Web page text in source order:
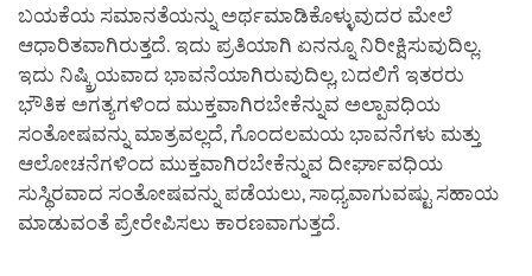
ಬಯಕೆಯ ಸಮಾನತೆಯನ್ನು ಅರ್ಥಮಾಡಿಕೊಳ್ಳುವುದರ ಮೇಲೆ
ಆಧಾರಿತವಾಗಿರುತ್ತದೆ. ಇದು ಪ್ರತಿಯಾಗಿ ಏನನ್ನೂ ನಿರೀಕ್ಷಿಸುವುದಿಲ್ಲ.
ಇದು ನಿಷ್ಕ್ರಿಯವಾದ ಭಾವನೆಯಾಗಿರುವುದಿಲ್ಲ, ಬದಲಿಗೆ ಇತರರು
ಭೌತಿಕ ಅಗತ್ಯಗಳಿಂದ ಮುಕ್ತವಾಗಿರಬೇಕೆನ್ನುವ ಅಲ್ಪಾವಧಿಯ
ಸಂತೋಷವನ್ನು ಮಾತ್ರವಲ್ಲದೆ, ಗೊಂದಲಮಯ ಭಾವನೆಗಳು ಮತ್ತು
ಆಲೋಚನೆಗಳಿಂದ ಮುಕ್ತವಾಗಿರಬೇಕೆನ್ನುವ ದೀರ್ಘಾವಧಿಯ
ಸುಸ್ಥಿರವಾದ ಸಂತೋಷವನ್ನು ಪಡೆಯಲು, ಸಾಧ್ಯವಾಗುವಷ್ಟು ಸಹಾಯ
ಮಾಡುವಂತೆ ಪ್ರೇರೇಪಿಸಲು ಕಾರಣವಾಗುತ್ತದೆ.